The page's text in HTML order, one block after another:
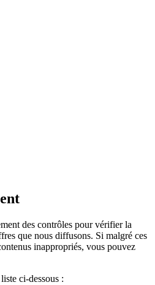
des contrôles pour vérifier la
que nous diffusons. Si malgré ces
inappropriés, vous pouvez
ci-dessous :